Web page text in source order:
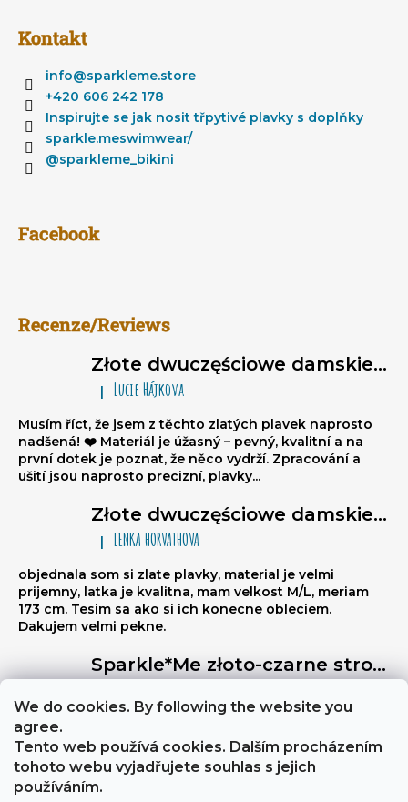
We do cookies. By following the website you
agree.
Tento web používá cookies. Dalším procházením
tohoto webu vyjadřujete souhlas s jejich
používáním.
Kontakt
info@sparkleme.store
+420 606 242 178
Inspirujte se jak nosit třpytivé plavky s doplňky
sparkle.meswimwear/
@sparkleme_bikini
Facebook
Recenze/Reviews
Złote dwuczęściowe damskie stroje kąpielowe brazylijki Sparkle*Me – bikini wiązane, marszczone brazylijki
Ocena produktu to 5 na 5 gwiazdek.
| Lucie Hájkova
Musím říct, že jsem z těchto zlatých plavek naprosto
nadšená! ❤️ Materiál je úžasný – pevný, kvalitní a na
první dotek je poznat, že něco vydrží. Zpracování a
ušití jsou naprosto precizní, plavky...
Złote dwuczęściowe damskie stroje kąpielowe brazylijki Sparkle*Me – bikini wiązane, marszczone brazylijki
Ocena produktu to 5 na 5 gwiazdek.
| LENKA HORVATHOVA
objednala som si zlate plavky, material je velmi
prijemny, latka je kvalitna, mam velkost M/L, meriam
173 cm. Tesim sa ako si ich konecne obleciem.
Dakujem velmi pekne.
Sparkle*Me złoto-czarne stroje kąpielowe wysoki stan – figi brazylijki z przeszyciem z tyłu z możliwością złożenia na biodra ze złotą lamówką
Ocena produktu to 5 na 5 gwiazdek.
Výborně stahují břicho, a zezadu jsou velmi sexy
About Sparkle*Me